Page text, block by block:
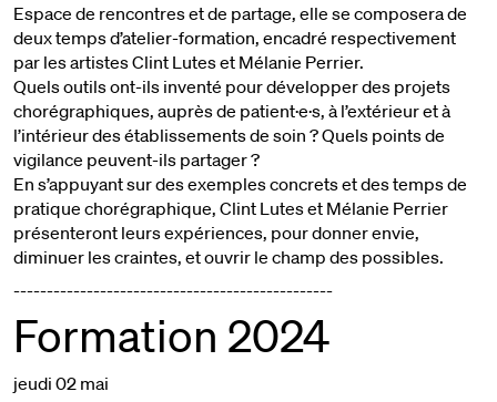
Espace de rencontres et de partage, elle se composera de
deux temps d’atelier-formation, encadré respectivement
par les artistes Clint Lutes et Mélanie Perrier.
Quels outils ont-ils inventé pour développer des projets
chorégraphiques, auprès de patient·e·s, à l’extérieur et à
l’intérieur des établissements de soin ? Quels points de
vigilance peuvent-ils partager ?
En s’appuyant sur des exemples concrets et des temps de
pratique chorégraphique, Clint Lutes et Mélanie Perrier
présenteront leurs expériences, pour donner envie,
diminuer les craintes, et ouvrir le champ des possibles.
------------------------------------------------
Formation 2024
jeudi 02 mai